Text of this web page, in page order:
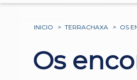
INICIO > TERRACHAXA > OS
Os